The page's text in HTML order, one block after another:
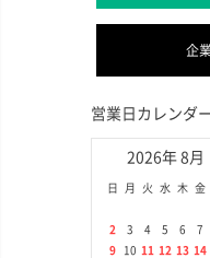
企
営業日カレンダ
2026年 8月
日 月 火 水 木 金
2
3 4 5 6 7
9
10 11 12 13 14